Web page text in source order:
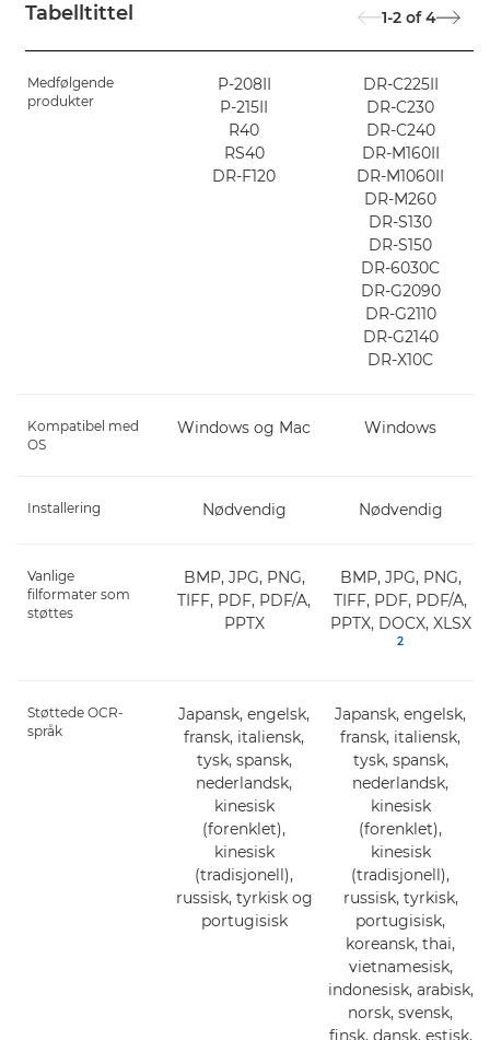
Tabelltittel 1-2 of 4
Medfølgende
produkter
P-208II
P-215II
R40
RS40
DR-F120
DR-C225II
DR-C230
DR-C240
DR-M160II
DR-M1060II
DR-M260
DR-S130
DR-S150
DR-6030C
DR-G2090
DR-G2110
DR-G2140
DR-X10C
Kompatibel med
OS
Windows og Mac Windows
Installering Nødvendig Nødvendig
Vanlige
filformater som
støttes
BMP, JPG, PNG,
TIFF, PDF, PDF/A,
PPTX
BMP, JPG, PNG,
TIFF, PDF, PDF/A,
PPTX, DOCX, XLSX
2
Støttede OCR-
språk
Japansk, engelsk,
fransk, italiensk,
tysk, spansk,
nederlandsk,
kinesisk
(forenklet),
kinesisk
(tradisjonell),
russisk, tyrkisk og
portugisisk
Japansk, engelsk,
fransk, italiensk,
tysk, spansk,
nederlandsk,
kinesisk
(forenklet),
kinesisk
(tradisjonell),
russisk, tyrkisk,
portugisisk,
koreansk, thai,
vietnamesisk,
indonesisk, arabisk,
norsk, svensk,
finsk, dansk, estisk,